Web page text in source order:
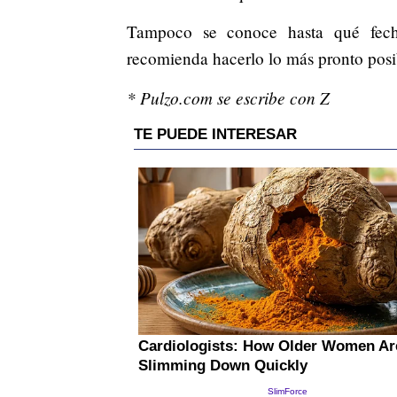
Tampoco se conoce hasta qué
recomienda hacerlo lo más pronto
* Pulzo.com se escribe con Z